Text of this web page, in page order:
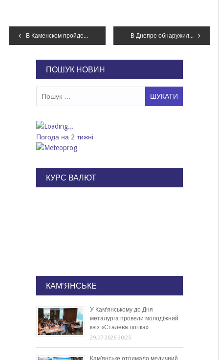
Навігація
В Каменском пройдет тренинг для ветеранов АТО и членов их семей В Днепре обнаружили 2 незаконных пункта приема металлолома, – ФОТО
ПОШУК НОВИН
Погода на 2 тижні
КУРС ВАЛЮТ
КАМ'ЯНСЬКЕ
У Кам’янському до Дня
металурга провели молодіжний
квіз «Сталева логіка»
29.07.2026 20:25
Кам’янське отримало медичний